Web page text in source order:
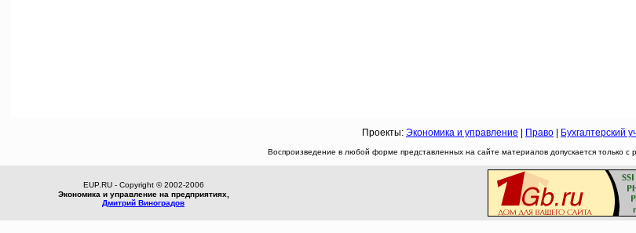
Проекты: Экономика и управление Право Бухгалтерский
Воспроизведение в любой форме представленных на сайте материалов допускается только с
EUP.RU - Copyright © 2002-2006
Экономика и управление на предприятиях,
Дмитрий Виноградов